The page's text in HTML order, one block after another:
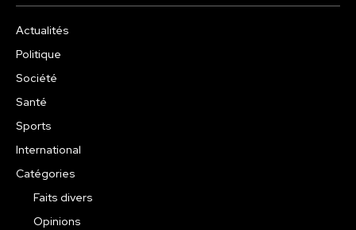
Actualités
Politique
Société
Santé
Sports
International
Catégories
Faits divers
Opinions